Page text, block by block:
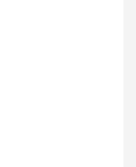
権利の譲渡、オー
連絡させていただ
い程度の微細なキ
ります。
切責任を負いませ